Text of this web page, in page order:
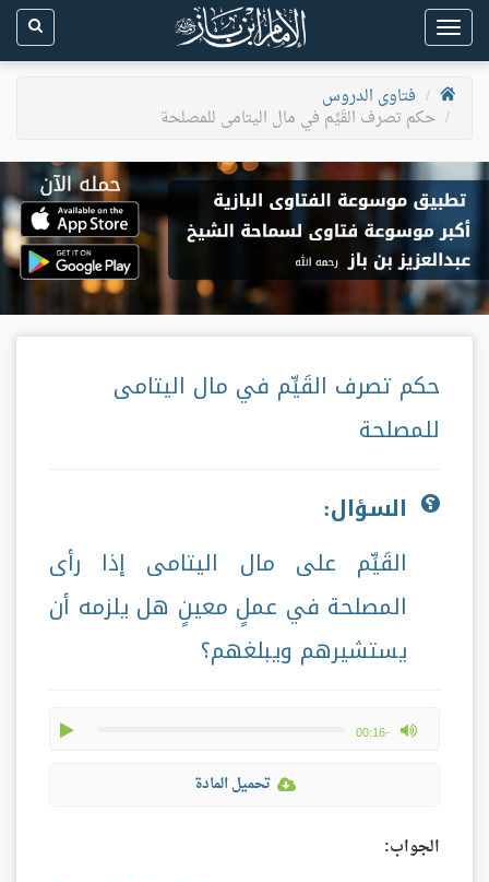
Toggle
navigation
فتاوى الدروس
حكم تصرف القَيِّم في مال اليتامى للمصلحة
حكم تصرف القَيِّم في مال اليتامى
للمصلحة
السؤال:
القَيِّم على مال اليتامى إذا رأى
المصلحة في عملٍ معينٍ هل يلزمه أن
يستشيرهم ويبلغهم؟
-00:16
max volume
تحميل المادة
الجواب: